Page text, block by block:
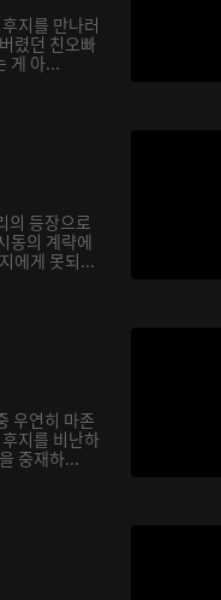
지를 만나러
렸던 친오빠
게 아...
의 등장으로
동의 계략에
에게 못되...
우연히 마존
지를 비난하
중재하...